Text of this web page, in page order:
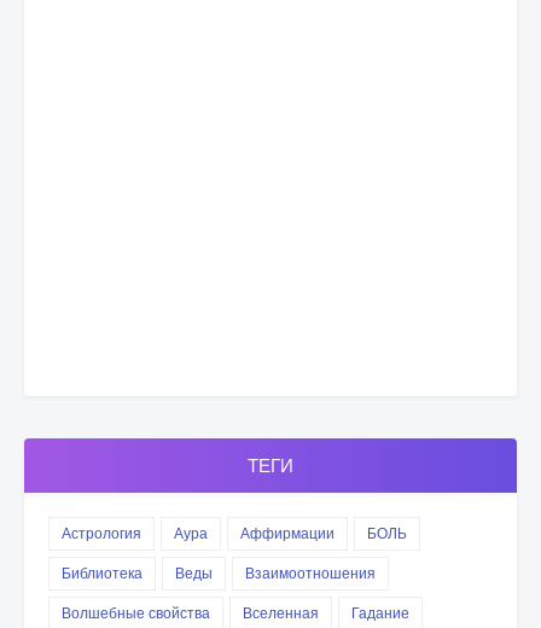
ТЕГИ
Астрология Аура Аффирмации
БОЛЬ
Библиотека
Веды
Взаимоотношения
Волшебные свойства
Вселенная
Гадание